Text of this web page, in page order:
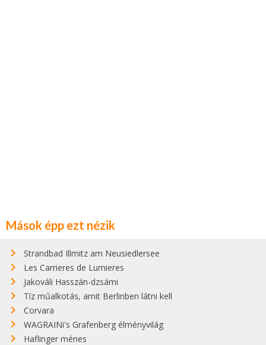
Mások épp ezt nézik
Strandbad Illmitz am Neusiedlersee
Les Carrieres de Lumieres
Jakováli Hasszán-dzsámi
Tíz műalkotás, amit Berlinben látni kell
Corvara
WAGRAINi's Grafenberg élményvilág
Haflinger ménes